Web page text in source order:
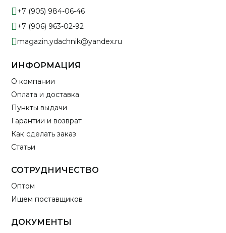
+7 (905) 984-06-46
+7 (906) 963-02-92
magazin.ydachnik@yandex.ru
ИНФОРМАЦИЯ
О компании
Оплата и доставка
Пункты выдачи
Гарантии и возврат
Как сделать заказ
Статьи
СОТРУДНИЧЕСТВО
Оптом
Ищем поставщиков
ДОКУМЕНТЫ